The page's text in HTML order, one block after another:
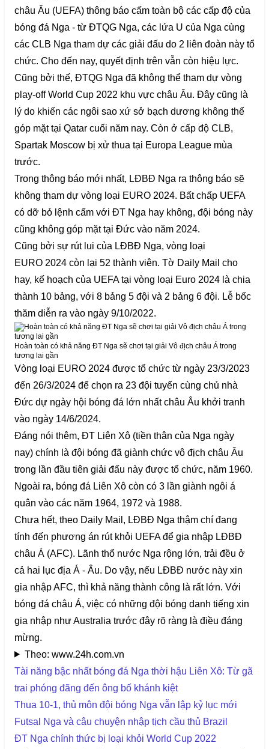
châu Âu (UEFA) thông báo cấm toàn bộ các cấp độ của
bóng đá Nga - từ ĐTQG Nga, các lứa U của Nga cùng
các CLB Nga tham dự các giải đấu do 2 liên đoàn này tổ
chức. Cho đến nay, quyết định trên vẫn còn hiệu lực.
Cũng bởi thế, ĐTQG Nga đã không thể tham dự vòng
play-off World Cup 2022 khu vực châu Âu. Đây cũng là
lý do khiến các ngôi sao xứ sở bạch dương không thể
góp mặt tại Qatar cuối năm nay. Còn ở cấp độ CLB,
Spartak Moscow bị xử thua tại Europa League mùa
trước.
Trong thông báo mới nhất, LĐBĐ Nga ra thông báo sẽ
không tham dự vòng loại EURO 2024. Bất chấp UEFA
có dỡ bỏ lệnh cấm với ĐT Nga hay không, đội bóng này
cũng không góp mặt tại Đức vào năm 2024.
Cũng bởi sự rút lui của LĐBĐ Nga, vòng loại
EURO 2024 còn lại 52 thành viên. Tờ Daily Mail cho
hay, kế hoạch của UEFA tại vòng loại Euro 2024 là chia
thành 10 bảng, với 8 bảng 5 đội và 2 bảng 6 đội. Lễ bốc
thăm diễn ra vào ngày 9/10/2022.
Hoàn toàn có khả năng ĐT Nga sẽ chơi tại giải Vô địch châu Á trong
tương lai gần
Vòng loại EURO 2024 được tổ chức từ ngày 23/3/2023
đến 26/3/2024 để chọn ra 23 đội tuyển cùng chủ nhà
Đức dự ngày hội bóng đá lớn nhất châu Âu khởi tranh
vào ngày 14/6/2024.
Đáng nói thêm, ĐT Liên Xô (tiền thân của Nga ngày
nay) chính là đội bóng đã giành chức vô địch châu Âu
trong lần đầu tiên giải đấu này được tổ chức, năm 1960.
Ngoài ra, bóng đá Liên Xô còn có 3 lần giành ngôi á
quân vào các năm 1964, 1972 và 1988.
Chưa hết, theo Daily Mail, LĐBĐ Nga thậm chí đang
tính đến phương án rút khỏi UEFA để gia nhập LĐBĐ
châu Á (AFC). Lãnh thổ nước Nga rộng lớn, trải đều ở
cả hai lục địa Á - Âu. Do vậy, nếu LĐBĐ nước này xin
gia nhập AFC, thì khả năng thành công là rất lớn. Với
bóng đá châu Á, việc có những đội bóng danh tiếng xin
gia nhập như Australia trước đây rõ ràng là điều đáng
mừng.
Theo: www.24h.com.vn
Tài năng bậc nhất bóng đá Nga thời hậu Liên Xô: Từ gã
trai phóng đãng đến ông bố khánh kiệt
Thua 10-1, thủ môn đội bóng Nga vẫn lập kỷ lục mới
Futsal Nga và câu chuyện nhập tịch cầu thủ Brazil
ĐT Nga chính thức bị loại khỏi World Cup 2022